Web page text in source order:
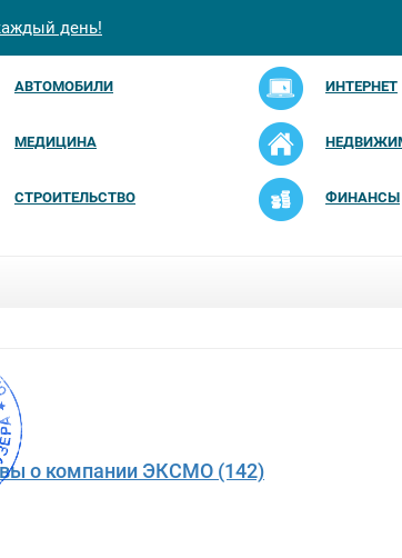
день!
АВТОМОБИЛИ ИНТЕРНЕТ
МЕДИЦИНА
СТРОИТЕЛЬСТВО ФИНАНСЫ
о компании ЭКСМО (142)